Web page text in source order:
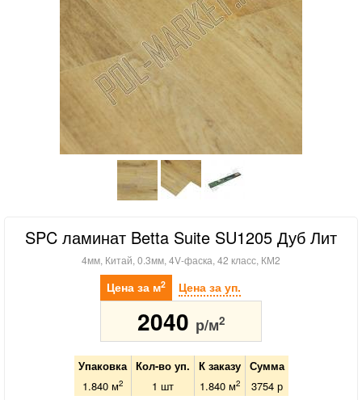
SPC ламинат Betta Suite SU1205 Дуб Лит
4мм, Китай, 0.3мм, 4V-фаска, 42 класс, КМ2
Цена за м2 Цена за уп.
2040 р/м2
Упаковка Кол-во уп. К заказу
Сумма
1.840 м2 1 шт 1.840м2 3754р